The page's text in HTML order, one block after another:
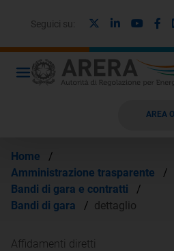
Seguici su: Linkedin
AREA
Home
/
Amministrazione trasparente
/
Bandi di gara e contratti
/
Bandi di gara
/ dettaglio
Affidamenti diretti